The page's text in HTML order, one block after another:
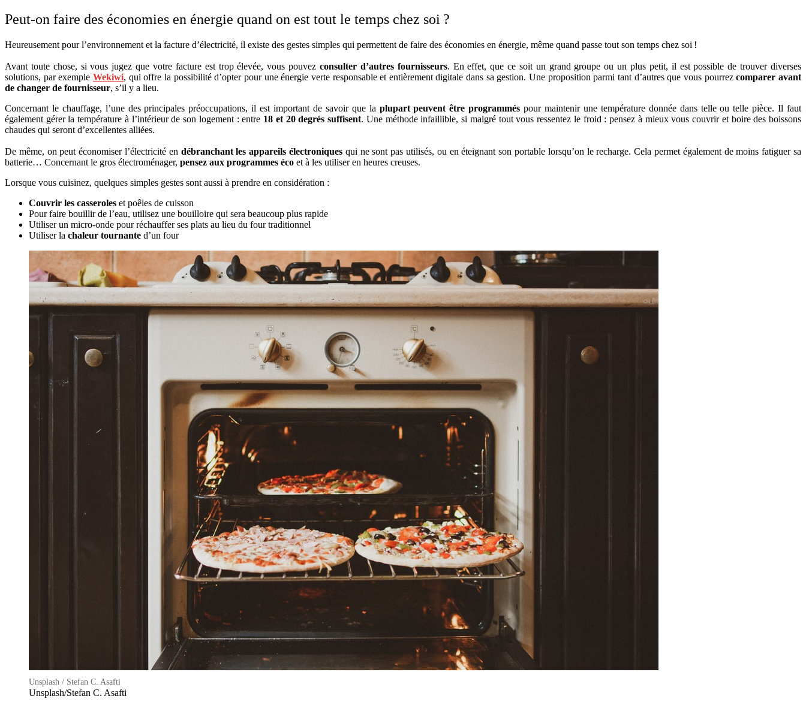
Peut-on faire des économies en énergie quand on est tout le temps chez soi ?
Heureusement pour l’environnement et la facture d’électricité, il existe des gestes simples qui permettent de faire des économies en énergie, même quand passe tout son temps chez soi !
Avant toute chose, si vous jugez que votre facture est trop élevée, vous pouvez consulter d’autres fournisseurs. En effet, que ce soit un grand groupe ou un plus petit, il est possible de trouver diverses
solutions, par exemple Wekiwi, qui offre la possibilité d’opter pour une énergie verte responsable et entièrement digitale dans sa gestion. Une proposition parmi tant d’autres que vous pourrezcomparer avant
de changer de fournisseur, s’il y a lieu.
Concernant le chauffage, l’une des principales préoccupations, il est important de savoir que la plupart peuvent être programmés pour maintenir une température donnée dans telle ou telle pièce. Il faut
également gérer la température à l’intérieur de son logement : entre 18 et 20 degrés suffisent. Une méthode infaillible, si malgré tout vous ressentez le froid : pensez à mieux vous couvrir et boire des boissons
chaudes qui seront d’excellentes alliées.
De même, on peut économiser l’électricité en débranchant les appareils électroniques qui ne sont pas utilisés, ou en éteignant son portable lorsqu’on le recharge. Cela permet également de moins fatiguer sa
batterie… Concernant le gros électroménager, pensez aux programmes éco et à les utiliser en heures creuses.
Lorsque vous cuisinez, quelques simples gestes sont aussi à prendre en considération :
Couvrir les casseroles et poêles de cuisson
Pour faire bouillir de l’eau, utilisez une bouilloire qui sera beaucoup plus rapide
Utiliser un micro-onde pour réchauffer ses plats au lieu du four traditionnel
Utiliser la chaleur tournante d’un four
Unsplash / Stefan C. Asafti
Unsplash/Stefan C. Asafti